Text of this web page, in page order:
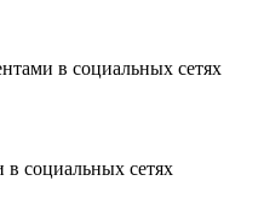
в социальных сетях
в социальных сетях